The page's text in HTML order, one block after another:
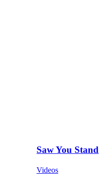
Saw You Stand
Videos